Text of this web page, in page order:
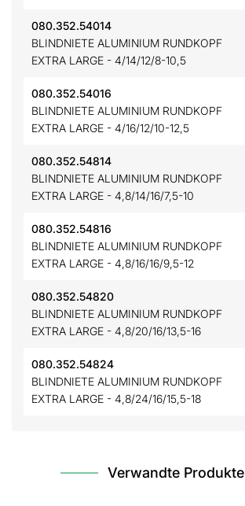
080.352.54014
BLINDNIETE ALUMINIUM RUNDKOPF
EXTRA LARGE - 4/14/12/8-10,5
080.352.54016
BLINDNIETE ALUMINIUM RUNDKOPF
EXTRA LARGE - 4/16/12/10-12,5
080.352.54814
BLINDNIETE ALUMINIUM RUNDKOPF
EXTRA LARGE - 4,8/14/16/7,5-10
080.352.54816
BLINDNIETE ALUMINIUM RUNDKOPF
EXTRA LARGE - 4,8/16/16/9,5-12
080.352.54820
BLINDNIETE ALUMINIUM RUNDKOPF
EXTRA LARGE - 4,8/20/16/13,5-16
080.352.54824
BLINDNIETE ALUMINIUM RUNDKOPF
EXTRA LARGE - 4,8/24/16/15,5-18
Verwandte Produkte